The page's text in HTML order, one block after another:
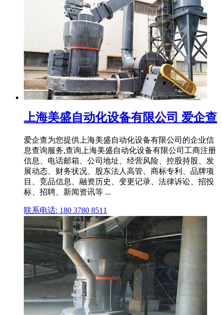
上海美盛自动化设备有限公司 爱企查
爱企查为您提供上海美盛自动化设备有限公司的企业信
息查询服务,查询上海美盛自动化设备有限公司工商注册
信息、电话邮箱、公司地址、经营风险、控股持股、发
展动态、财务状况、股东法人高管、商标专利、品牌项
目、竞品信息、融资历史、变更记录、法律诉讼、招投
标、招聘、新闻资讯等 ...
联系电话: 180 3780 8511